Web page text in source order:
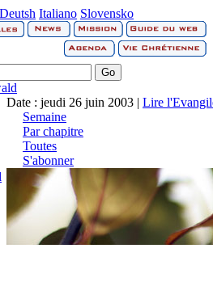
Deutsh Italiano Slovensko
Date : jeudi 26 juin 2003 | Lire
Semaine
Par chapitre
Toutes
S'abonner